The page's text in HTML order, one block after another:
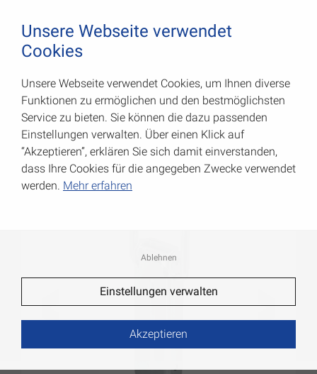
Spannverschlüsse
Art.-Nr.: 001202050Z
Unsere Webseite verwendet
Cookies
Unsere Webseite verwendet Cookies, um Ihnen diverse
Funktionen zu ermöglichen und den bestmöglichsten
Service zu bieten. Sie können die dazu passenden
Einstellungen verwalten. Über einen Klick auf
“Akzeptieren”, erklären Sie sich damit einverstanden,
dass Ihre Cookies für die angegeben Zwecke verwendet
werden. Mehr erfahren
Ablehnen
Einstellungen verwalten
Akzeptieren